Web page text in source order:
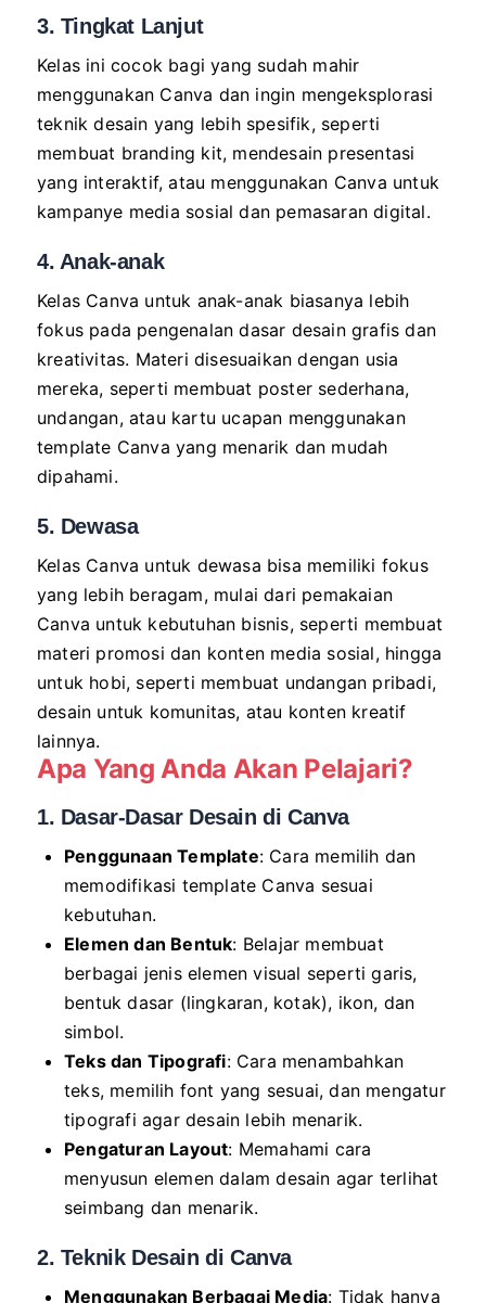
3. Tingkat Lanjut
Kelas ini cocok bagi yang sudah mahir
menggunakan Canva dan ingin mengeksplorasi
teknik desain yang lebih spesifik, seperti
membuat branding kit, mendesain presentasi
yang interaktif, atau menggunakan Canva untuk
kampanye media sosial dan pemasaran digital.
4. Anak-anak
Kelas Canva untuk anak-anak biasanya lebih
fokus pada pengenalan dasar desain grafis dan
kreativitas. Materi disesuaikan dengan usia
mereka, seperti membuat poster sederhana,
undangan, atau kartu ucapan menggunakan
template Canva yang menarik dan mudah
dipahami.
5. Dewasa
Kelas Canva untuk dewasa bisa memiliki fokus
yang lebih beragam, mulai dari pemakaian
Canva untuk kebutuhan bisnis, seperti membuat
materi promosi dan konten media sosial, hingga
untuk hobi, seperti membuat undangan pribadi,
desain untuk komunitas, atau konten kreatif
lainnya.
Apa Yang Anda Akan Pelajari?
1. Dasar-Dasar Desain di Canva
Penggunaan Template: Cara memilih dan
memodifikasi template Canva sesuai
kebutuhan.
Elemen dan Bentuk: Belajar membuat
berbagai jenis elemen visual seperti garis,
bentuk dasar (lingkaran, kotak), ikon, dan
simbol.
Teks dan Tipografi: Cara menambahkan
teks, memilih font yang sesuai, dan mengatur
tipografi agar desain lebih menarik.
Pengaturan Layout: Memahami cara
menyusun elemen dalam desain agar terlihat
seimbang dan menarik.
2. Teknik Desain di Canva
Menggunakan Berbagai Media: Tidak hanya